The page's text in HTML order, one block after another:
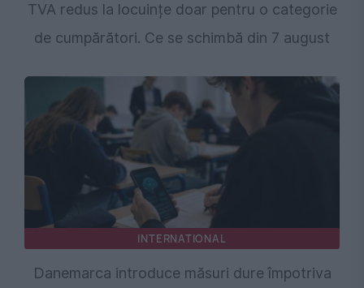
TVA redus la locuințe doar pentru o categorie
de cumpărători. Ce se schimbă din 7 august
INTERNATIONAL
Danemarca introduce măsuri dure împotriva